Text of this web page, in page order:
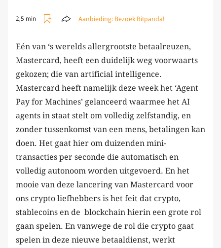
2,5 min Aanbieding: Bezoek Bitpanda!
Eén van ‘s werelds allergrootste betaalreuzen,
Mastercard, heeft een duidelijk weg voorwaarts
gekozen; die van artificial intelligence.
Mastercard heeft namelijk deze week het ‘Agent
Pay for Machines’ gelanceerd waarmee het AI
agents in staat stelt om volledig zelfstandig, en
zonder tussenkomst van een mens, betalingen kan
doen. Het gaat hier om duizenden mini-
transacties per seconde die automatisch en
volledig autonoom worden uitgevoerd. En het
mooie van deze lancering van Mastercard voor
ons crypto liefhebbers is het feit dat crypto,
stablecoins en de blockchain hierin een grote rol
gaan spelen. En vanwege de rol die crypto gaat
spelen in deze nieuwe betaaldienst, werkt